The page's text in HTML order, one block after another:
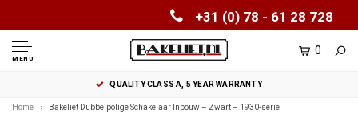
+31 (0) 78 - 61 28 728
MENU
0
QUALITY CLASS A, 5 YEAR WARRANTY
Home Bakeliet Dubbelpolige Schakelaar Inbouw – Zwart – 1930-serie